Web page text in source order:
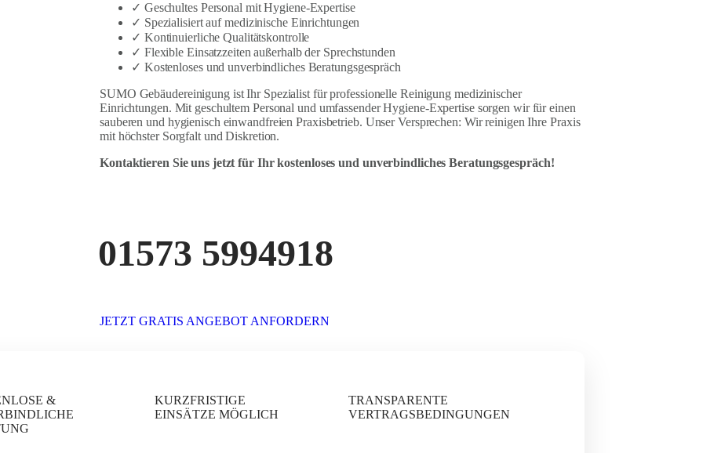
✓ Geschultes Personal mit Hygiene-Expertise
✓ Spezialisiert auf medizinische Einrichtungen
✓ Kontinuierliche Qualitätskontrolle
✓ Flexible Einsatzzeiten außerhalb der Sprechstunden
✓ Kostenloses und unverbindliches Beratungsgespräch
SUMO Gebäudereinigung ist Ihr Spezialist für professionelle Reinigung medizinischer
Einrichtungen. Mit geschultem Personal und umfassender Hygiene-Expertise sorgen wir für einen
sauberen und hygienisch einwandfreien Praxisbetrieb. Unser Versprechen: Wir reinigen Ihre Praxis
mit höchster Sorgfalt und Diskretion.
Kontaktieren Sie uns jetzt für Ihr kostenloses und unverbindliches Beratungsgespräch!
01573 5994918
JETZT GRATIS ANGEBOT ANFORDERN
&
KURZFRISTIGE
EINSÄTZE MÖGLICH
TRANSPARENTE
VERTRAGSBEDINGUNGEN